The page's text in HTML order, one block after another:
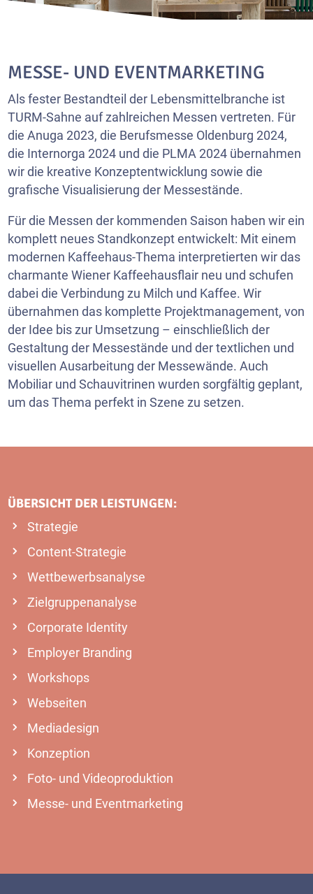
MESSE- UND EVENTMARKETING
Als fester Bestandteil der Lebensmittelbranche ist
TURM-Sahne auf zahlreichen Messen vertreten. Für
die Anuga 2023, die Berufsmesse Oldenburg 2024,
die Internorga 2024 und die PLMA 2024 übernahmen
wir die kreative Konzeptentwicklung sowie die
grafische Visualisierung der Messestände.
Für die Messen der kommenden Saison haben wir ein
komplett neues Standkonzept entwickelt: Mit einem
modernen Kaffeehaus-Thema interpretierten wir das
charmante Wiener Kaffeehausflair neu und schufen
dabei die Verbindung zu Milch und Kaffee. Wir
übernahmen das komplette Projektmanagement, von
der Idee bis zur Umsetzung – einschließlich der
Gestaltung der Messestände und der textlichen und
visuellen Ausarbeitung der Messewände. Auch
Mobiliar und Schauvitrinen wurden sorgfältig geplant,
um das Thema perfekt in Szene zu setzen.
ÜBERSICHT DER LEISTUNGEN:
Strategie
Content-Strategie
Wettbewerbsanalyse
Zielgruppenanalyse
Corporate Identity
Employer Branding
Workshops
Webseiten
Mediadesign
Konzeption
Foto- und Videoproduktion
Messe- und Eventmarketing